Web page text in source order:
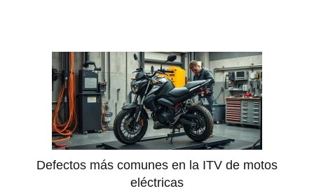
Defectos más comunes en la ITV de motos
eléctricas